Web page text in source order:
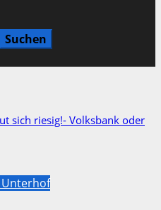
sich riesig!- Volksbank oder
Unterhof